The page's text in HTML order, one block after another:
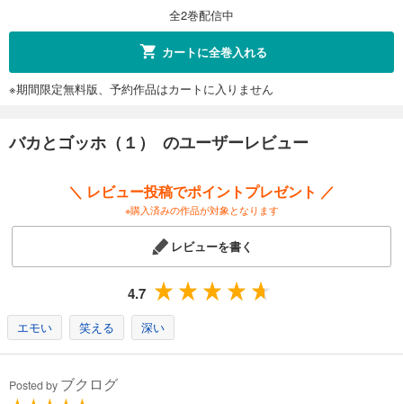
全2巻配信中
カートに全巻入れる
※期間限定無料版、予約作品はカートに入りません
バカとゴッホ（１） のユーザーレビュー
＼ レビュー投稿でポイントプレゼント ／
※購入済みの作品が対象となります
レビューを書く
4.7
エモい 笑える 深い
Posted by ブクログ